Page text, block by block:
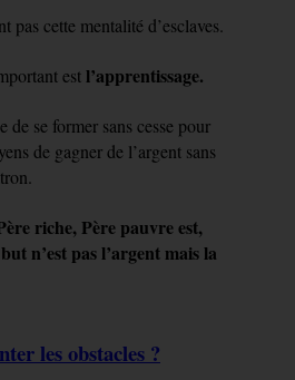
pas cette mentalité d’esclaves.
est l’apprentissage.
de se former sans cesse pour
de gagner de l’argent sans
riche, Père pauvre est,
n’est pas l’argent mais la
les obstacles ?